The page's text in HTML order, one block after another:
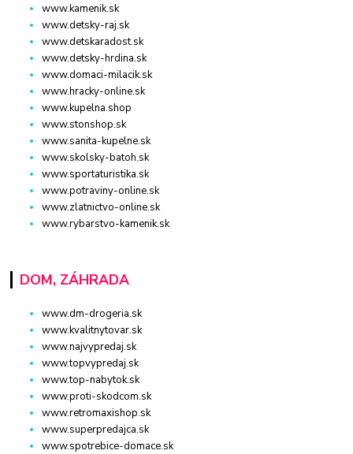
www.kamenik.sk
www.detsky-raj.sk
www.detskaradost.sk
www.detsky-hrdina.sk
www.domaci-milacik.sk
www.hracky-online.sk
www.kupelna.shop
www.stonshop.sk
www.sanita-kupelne.sk
www.skolsky-batoh.sk
www.sportaturistika.sk
www.potraviny-online.sk
www.zlatnictvo-online.sk
www.rybarstvo-kamenik.sk
DOM, ZÁHRADA
www.dm-drogeria.sk
www.kvalitnytovar.sk
www.najvypredaj.sk
www.topvypredaj.sk
www.top-nabytok.sk
www.proti-skodcom.sk
www.retromaxishop.sk
www.superpredajca.sk
www.spotrebice-domace.sk